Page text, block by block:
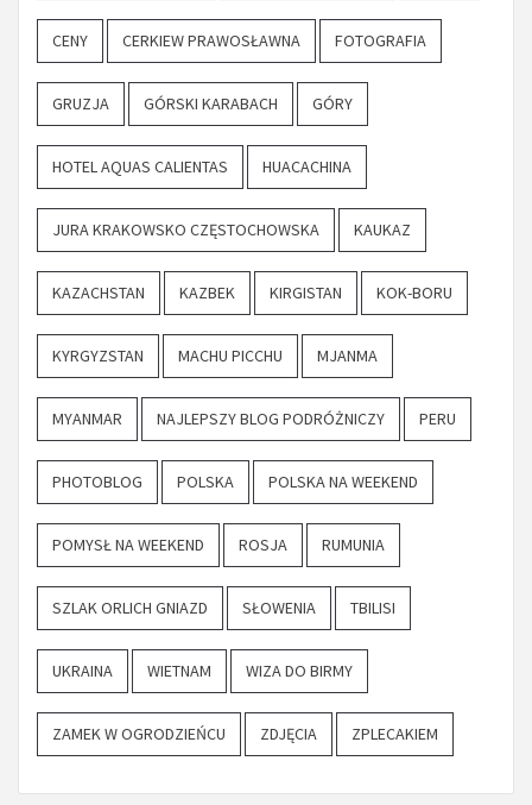
CENY CERKIEW PRAWOSŁAWNA FOTOGRAFIA
GRUZJA GÓRSKI KARABACH GÓRY
HOTEL AQUAS CALIENTAS HUACACHINA
JURA KRAKOWSKO CZĘSTOCHOWSKA KAUKAZ
KAZACHSTAN KAZBEK KIRGISTAN KOK-BORU
KYRGYZSTAN MACHU PICCHU MJANMA
MYANMAR NAJLEPSZY BLOG PODRÓŻNICZY PERU
PHOTOBLOG POLSKA POLSKA NA WEEKEND
POMYSŁ NA WEEKEND ROSJA RUMUNIA
SZLAK ORLICH GNIAZD SŁOWENIA TBILISI
UKRAINA WIETNAM WIZA DO BIRMY
ZAMEK W OGRODZIEŃCU ZDJĘCIA ZPLECAKIEM